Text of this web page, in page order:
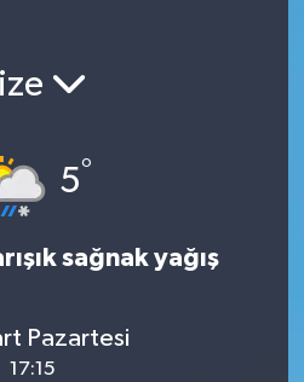
5°
sağnak yağış
Pazartesi
17:15